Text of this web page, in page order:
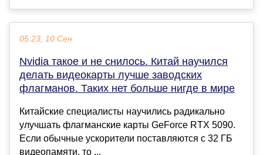
05:23, 10 Сен
Nvidia такое и не снилось. Китай научился
делать видеокарты лучше заводских
флагманов. Таких нет больше нигде в мире
Китайские специалисты научились радикально
улучшать флагманские карты GeForce RTX 5090.
Если обычные ускорители поставляются с 32 ГБ
видеопамяти, то ...